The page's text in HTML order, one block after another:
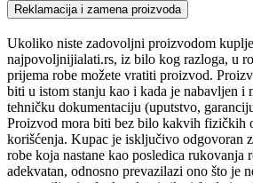
Reklamacija i zamena proizvoda
Ukoliko niste zadovoljni proizvodom
najpovoljnijialati.rs, iz bilo kog razloga, u
prijema robe možete vratiti proizvod.
biti u istom stanju kao i kada je nabavljen i
tehničku dokumentaciju (uputstvo,
Proizvod mora biti bez bilo kakvih fizičkih
korišćenja. Kupac je isključivo odgovoran
robe koja nastane kao posledica rukovanja
adekvatan, odnosno prevazilazi ono što je